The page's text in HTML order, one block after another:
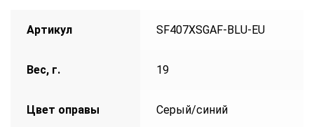
Артикул SF407XSGAF-BLU-EU
Вес, г. 19
Цвет оправы Серый/синий